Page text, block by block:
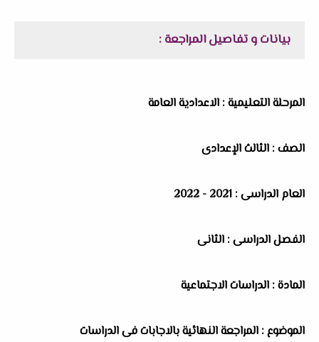
بيانات و تفاصيل المراجعة :
المرحلة التعليمية : الاعدادية العامة
الصف : الثالث الإعدادى
العام الدراسى : 2021 - 2022
الفصل الدراسى : الثانى
المادة : الدراسات الاجتماعية
الموضوع : المراجعة النهائية بالاجابات فى الدراسات